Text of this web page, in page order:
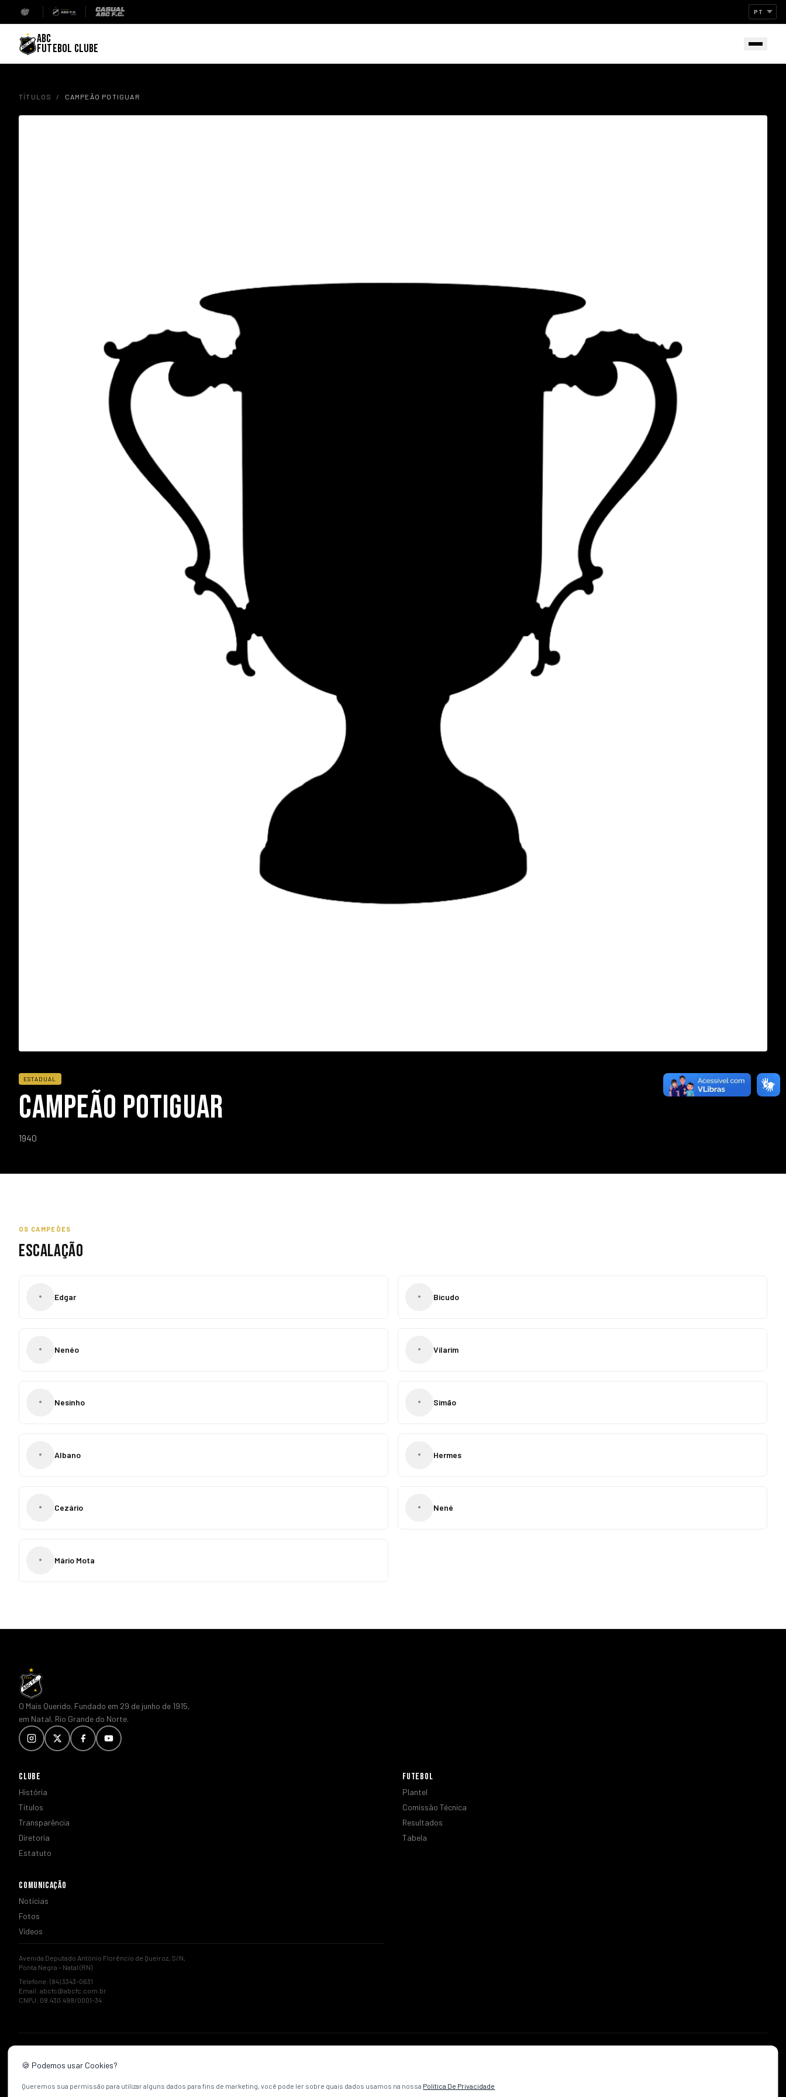
ABC
FUTEBOL CLUBE
TÍTULOS / CAMPEÃO POTIGUAR
ESTADUAL
CAMPEÃO POTIGUAR
1940
OS CAMPEÕES
ESCALAÇÃO
• Edgar • Bicudo
• Nenéo • Vilarim
• Nesinho • Simão
• Albano • Hermes
• Cezário • Nené
• Mário Mota
O Mais Querido. Fundado em 29 de junho de 1915,
em Natal, Rio Grande do Norte.
CLUBE
História
Títulos
Transparência
Diretoria
Estatuto
FUTEBOL
Plantel
Comissão Técnica
Resultados
Tabela
COMUNICAÇÃO
Notícias
Fotos
Vídeos
Avenida Deputado Antônio Florêncio de Queiroz, S/N,
Ponta Negra – Natal (RN)
Telefone: (84) 3343-0631
Email: abcfc@abcfc.com.br
CNPJ: 08.430.498/0001-34
Desenvolvido pelaVibeCriativa.
🍪 Podemos usar Cookies?
Queremos sua permissão para utilizar alguns dados para fins de marketing, você pode ler sobre quais dados usamos na nossa Política De Privacidade